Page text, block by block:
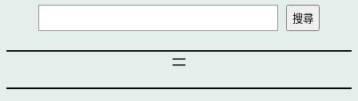
尋
搜尋